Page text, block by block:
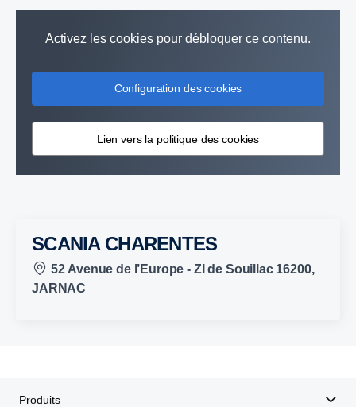
Activez les cookies pour débloquer ce contenu.
Configuration des cookies
Lien vers la politique des cookies
SCANIA CHARENTES
52 Avenue de l’Europe - ZI de Souillac 16200,
JARNAC
Produits